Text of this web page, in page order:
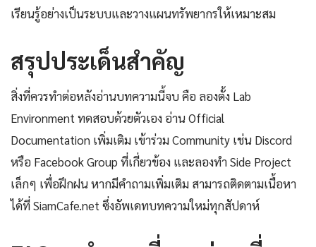
เรียนรู้อย่างเป็นระบบและวางแผนทรัพยากรให้เหมาะสม
สรุปประเด็นสำคัญ
สิ่งที่ควรทำต่อหลังอ่านบทความนี้จบ คือ ลองตั้ง Lab
Environment ทดสอบด้วยตัวเอง อ่าน Official
Documentation เพิ่มเติม เข้าร่วม Community เช่น Discord
หรือ Facebook Group ที่เกี่ยวข้อง และลองทำ Side Project
เล็กๆ เพื่อฝึกฝน หากมีคำถามเพิ่มเติม สามารถติดตามเนื้อหา
ได้ที่ SiamCafe.net ซึ่งอัพเดทบทความใหม่ทุกสัปดาห์